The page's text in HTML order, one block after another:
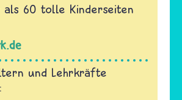
als 60 tolle Kinderseiten
und Lehrkräfte